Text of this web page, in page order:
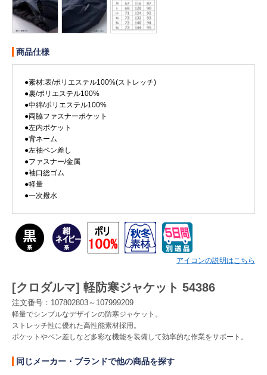
クイックオーダー
（注文番号からご注文）
ログアウト
Myページ
商品仕様
●素材:表/ポリエステル100%(ストレッチ)
●裏/ポリエステル100%
●中綿/ポリエステル100%
●両脇ファスナーポケット
●左内ポケット
●背ネーム
●左袖ペン差し
●ファスナー/金属
●袖口総ゴム
●軽量
●一次撥水
アイコンの説明はこちら
[クロダルマ] 軽防寒ジャケット 54386
注文番号：107802803～107999209
軽量でシンプルなデザインの防寒ジャケット。
ストレッチ性に優れた高性能素材採用。
ポケットやペン差しなど多彩な機能を装備して効率的な作業をサポート。
同じメーカー・ブランドで他の商品を探す